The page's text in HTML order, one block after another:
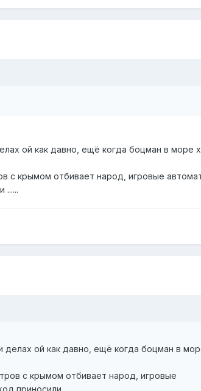
ой как давно, ещё когда боцман в море
с крымом отбивает народ, игровые
......
делах ой как давно, ещё когда боцман в
с крымом отбивает народ, игровые
приносили ......